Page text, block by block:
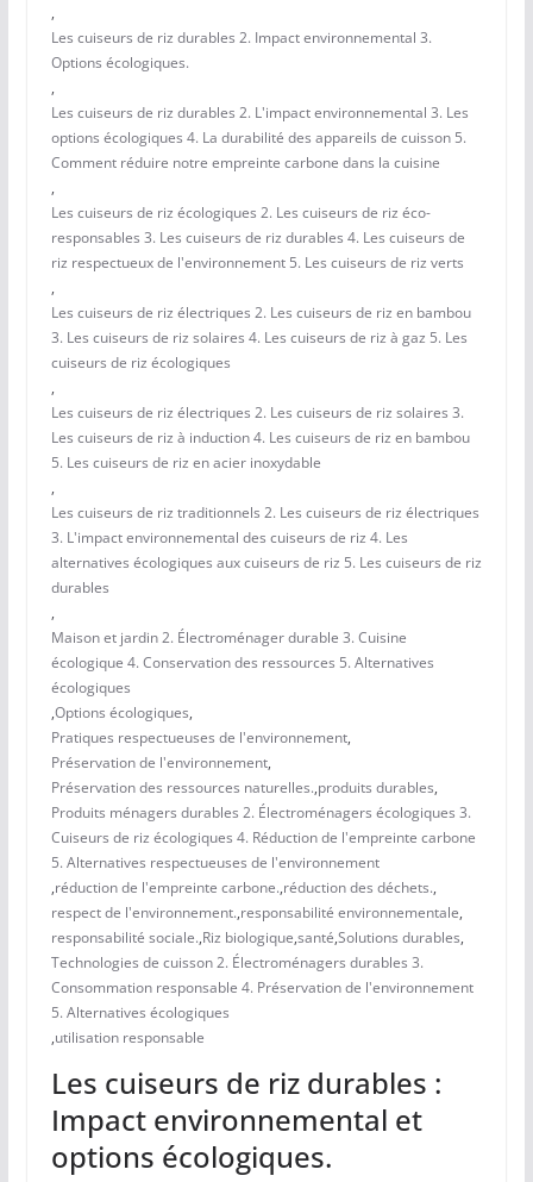
,
Les cuiseurs de riz durables 2. Impact environnemental 3.
Options écologiques.
,
Les cuiseurs de riz durables 2. L'impact environnemental 3. Les
options écologiques 4. La durabilité des appareils de cuisson 5.
Comment réduire notre empreinte carbone dans la cuisine
,
Les cuiseurs de riz écologiques 2. Les cuiseurs de riz éco-
responsables 3. Les cuiseurs de riz durables 4. Les cuiseurs de
riz respectueux de l'environnement 5. Les cuiseurs de riz verts
,
Les cuiseurs de riz électriques 2. Les cuiseurs de riz en bambou
3. Les cuiseurs de riz solaires 4. Les cuiseurs de riz à gaz 5. Les
cuiseurs de riz écologiques
,
Les cuiseurs de riz électriques 2. Les cuiseurs de riz solaires 3.
Les cuiseurs de riz à induction 4. Les cuiseurs de riz en bambou
5. Les cuiseurs de riz en acier inoxydable
,
Les cuiseurs de riz traditionnels 2. Les cuiseurs de riz électriques
3. L'impact environnemental des cuiseurs de riz 4. Les
alternatives écologiques aux cuiseurs de riz 5. Les cuiseurs de riz
durables
,
Maison et jardin 2. Électroménager durable 3. Cuisine
écologique 4. Conservation des ressources 5. Alternatives
écologiques
,Options écologiques,
Pratiques respectueuses de l'environnement,
Préservation de l'environnement,
Préservation des ressources naturelles.,produits durables,
Produits ménagers durables 2. Électroménagers écologiques 3.
Cuiseurs de riz écologiques 4. Réduction de l'empreinte carbone
5. Alternatives respectueuses de l'environnement
,réduction de l'empreinte carbone.,réduction des déchets.,
respect de l'environnement.,responsabilité environnementale,
responsabilité sociale.,Riz biologique,santé,Solutions durables,
Technologies de cuisson 2. Électroménagers durables 3.
Consommation responsable 4. Préservation de l'environnement
5. Alternatives écologiques
,utilisation responsable
Les cuiseurs de riz durables :
Impact environnemental et
options écologiques.